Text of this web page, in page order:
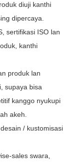
diuji kanthi
dipercaya.
sertifikasi ISO lan
kanthi
produk lan
supaya bisa
kanggo nyukupi
akeh.
/ kustomisasi
sales swara,